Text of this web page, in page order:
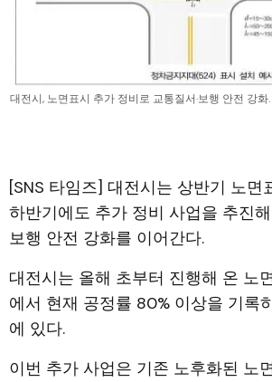
대전시, 노면표시 추가 정비로 교통질서·보행 안전 강
[SNS 타임즈] 대전시는 상반기 노면
하반기에도 추가 정비 사업을 추진
보행 안전 강화를 이어간다.
대전시는 올해 초부터 진행해 온 노
에서 현재 공정률 80% 이상을 기록
에 있다.
이번 추가 사업은 기존 노후화된 노